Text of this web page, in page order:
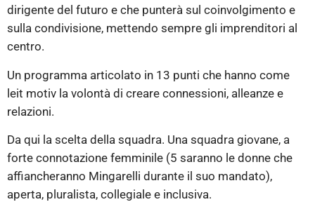
dirigente del futuro e che punterà sul coinvolgimento e
sulla condivisione, mettendo sempre gli imprenditori al
centro.
Un programma articolato in 13 punti che hanno come
leit motiv la volontà di creare connessioni, alleanze e
relazioni.
Da qui la scelta della squadra. Una squadra giovane, a
forte connotazione femminile (5 saranno le donne che
affiancheranno Mingarelli durante il suo mandato),
aperta, pluralista, collegiale e inclusiva.